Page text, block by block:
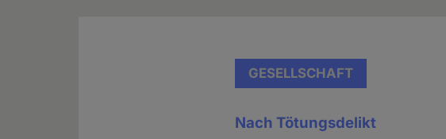
GESELLSCHAFT
Nach Tötungsdelikt